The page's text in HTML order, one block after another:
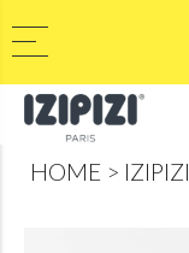
HOME IZIPIZI